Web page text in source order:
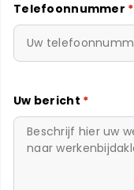
Telefoonnummer *
Uw bericht *